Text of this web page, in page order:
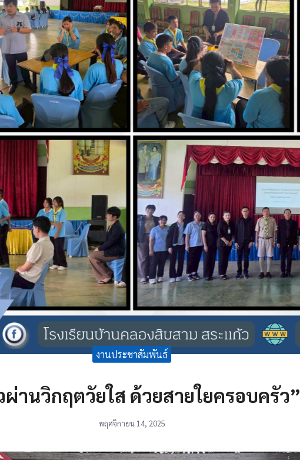
งานประชาสัมพันธ์
ผ่านวิกฤตวัยใส ด้วยสายใยครอบครัว”
พฤศจิกายน 14, 2025